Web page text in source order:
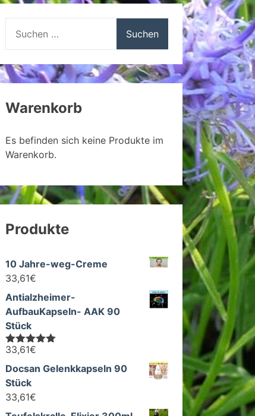
nach:
Warenkorb
Es befinden sich keine Produkte im
Warenkorb.
Produkte
10 Jahre-weg-Creme
33,61€
Antialzheimer-
AufbauKapseln- AAK 90
Stück
Bewertet mit
33,61€
Docsan Gelenkkapseln 90
Stück
33,61€